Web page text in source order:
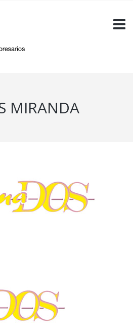
MIRANDA